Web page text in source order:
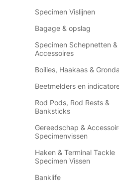
Specimen Vislijnen
Bagage & opslag
Specimen Schepnetten &
Accessoires
Boilies, Haakaas &
Beetmelders en
Rod Pods, Rod Rests &
Banksticks
Gereedschap &
Specimenvissen
Haken & Terminal Tackle
Specimen Vissen
Banklife
Korda Kaizen
van €129